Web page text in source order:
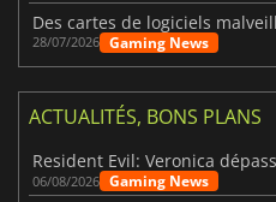
28/07/2026 Gaming News
ACTUALITÉS, BONS PLANS
06/08/2026 Gaming News